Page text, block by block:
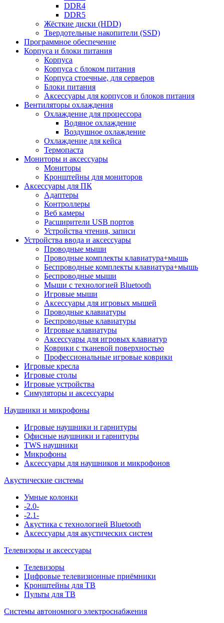
DDR4
DDR5
Жёсткие диски (HDD)
Твердотельные накопители (SSD)
Программное обеспечение
Корпуса и блоки питания
Корпуса
Корпуса с блоком питания
Корпуса стоечные, для серверов
Блоки питания
Аксессуары для корпусов и блоков питания
Вентиляторы охлаждения
Охлаждение для процессора
Водяное охлаждение
Воздушное охлаждение
Охлаждение для кейса
Термопаста
Мониторы и аксессуары
Мониторы
Кронштейны для мониторов
Аксессуары для ПК
Адаптеры
Контроллеры
Веб камеры
Расширители USB портов
Устройства чтения, записи
Устройства ввода и аксессуары
Проводные мыши
Проводные комплекты клавиатура+мышь
Беспроводные комплекты клавиатура+мышь
Беспроводные мыши
Мыши с технологией Bluetooth
Игровые мыши
Аксессуары для игровых мышей
Проводные клавиатуры
Беспроводные клавиатуры
Игровые клавиатуры
Аксессуары для игровых клавиатур
Коврики с тканевой поверхностью
Профессиональные игровые коврики
Игровые кресла
Игровые столы
Игровые устройства
Симуляторы и аксессуары
Наушники и микрофоны
Игровые наушники и гарнитуры
Офисные наушники и гарнитуры
TWS наушники
Микрофоны
Аксессуары для наушников и микрофонов
Акустические системы
Умные колонки
-2.0-
-2.1-
Акустика с технологией Bluetooth
Аксессуары для акустических систем
Телевизоры и аксессуары
Телевизоры
Цифровые телевизионные приёмники
Кронштейны для ТВ
Пульты для ТВ
Системы автономного электроснабжения